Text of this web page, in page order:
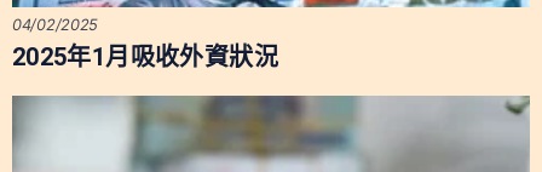
2025年1月吸收外資狀況
04/02/2025